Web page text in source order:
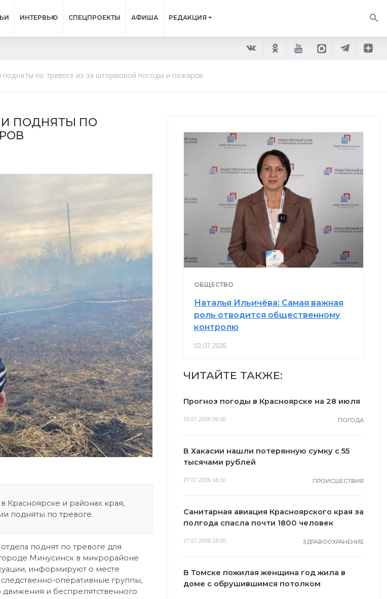
ИНТЕРВЬЮ СПЕЦПРОЕКТЫ АФИША РЕДАКЦИЯ
подняты по тревоге из-за штормовой погоды и пожаров
ПОДНЯТЫ ПО
Красноярске и районах края,
подняты по тревоге.
поднят по тревоге для
Минусинск в микрорайоне
информируют о месте
оперативные группы,
и беспрепятственного
ОБЩЕСТВО
Наталья Ильичёва: Самая важная
роль отводится общественному
контролю
02.07.2026
ЧИТАЙТЕ ТАКЖЕ:
Прогноз погоды в Красноярске на 28 июля
28.07.2026 06:00 ПОГОДА
В Хакасии нашли потерянную сумку с 55
тысячами рублей
27.07.2026 18:10 ПРОИСШЕСТВИЯ
Санитарная авиация Красноярского края за
полгода спасла почти 1800 человек
27.07.2026 18:00 ЗДРАВООХРАНЕНИЕ
В Томске пожилая женщина год жила в
доме с обрушившимся потолком